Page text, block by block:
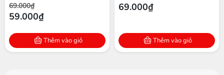
NGUYÊN CHẤT
69.000₫
59.000₫
Thêm vào giỏ
HỢP THIỀN & THỜ CÚNG
69.000₫
Thêm vào giỏ